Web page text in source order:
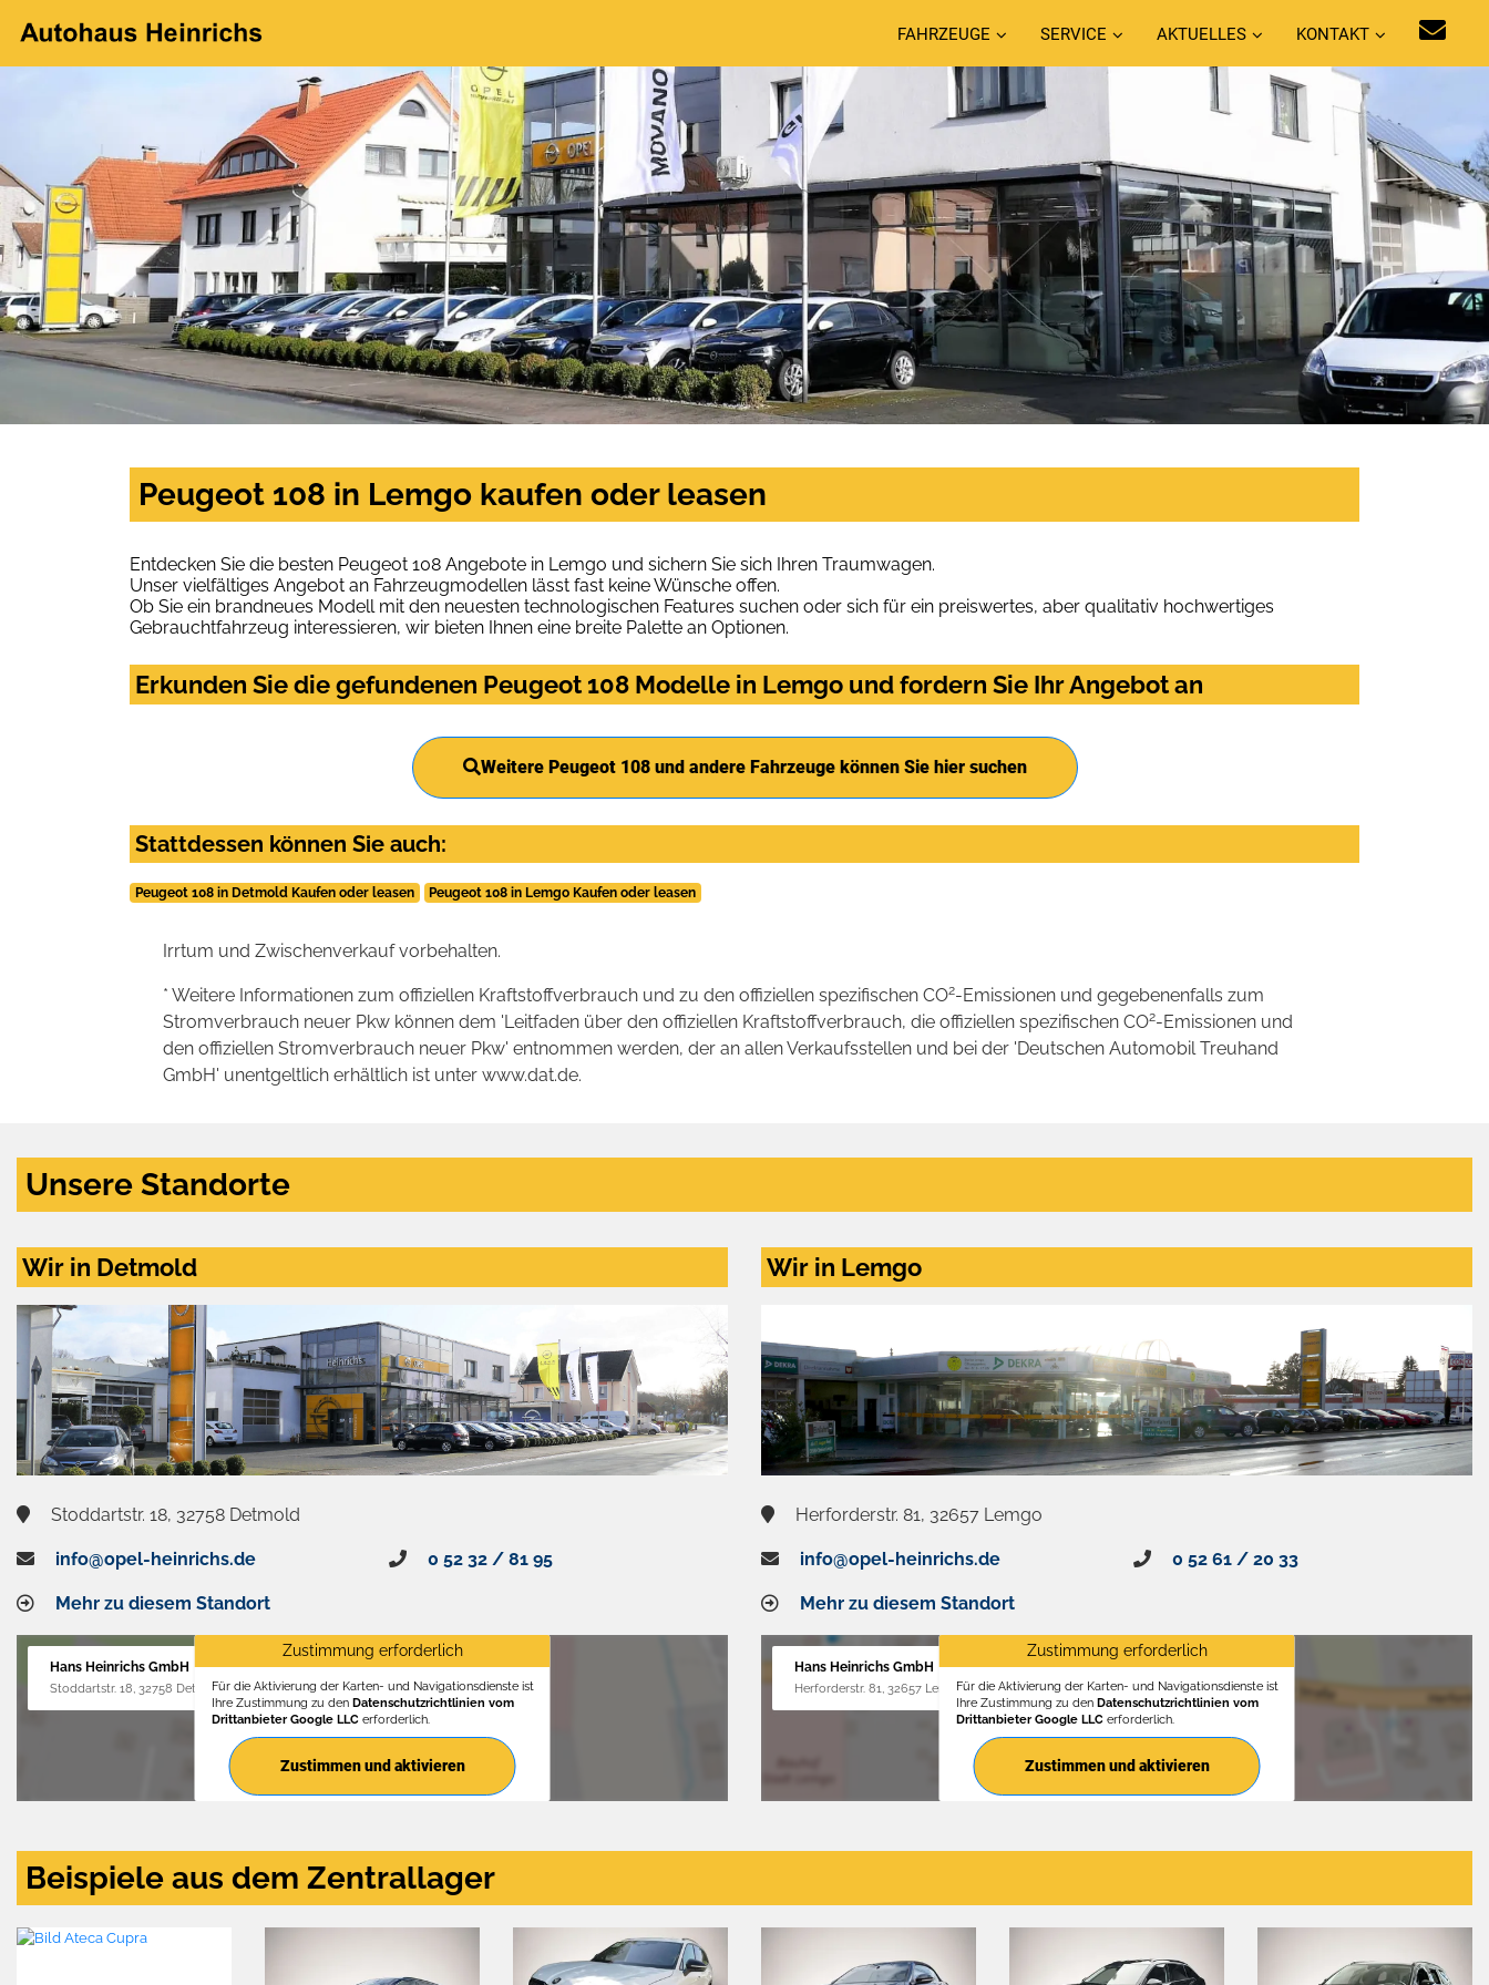
FAHRZEUGE SERVICE AKTUELLES KONTAKT
Peugeot 108 in Lemgo kaufen oder leasen
Entdecken Sie die besten Peugeot 108 Angebote in Lemgo und sichern Sie sich Ihren Traumwagen.
Unser vielfältiges Angebot an Fahrzeugmodellen lässt fast keine Wünsche offen.
Ob Sie ein brandneues Modell mit den neuesten technologischen Features suchen oder sich für ein preiswertes, aber qualitativ hochwertiges
Gebrauchtfahrzeug interessieren, wir bieten Ihnen eine breite Palette an Optionen.
Erkunden Sie die gefundenen Peugeot 108 Modelle in Lemgo und fordern Sie Ihr Angebot an
Weitere Peugeot 108 und andere Fahrzeuge können Sie hier suchen
Stattdessen können Sie auch:
Peugeot 108 in Detmold Kaufen oder leasen Peugeot 108 in Lemgo Kaufen oder leasen
Irrtum und Zwischenverkauf vorbehalten.
* Weitere Informationen zum offiziellen Kraftstoffverbrauch und zu den offiziellen spezifischen CO2-Emissionen und gegebenenfalls zum
Stromverbrauch neuer Pkw können dem 'Leitfaden über den offiziellen Kraftstoffverbrauch, die offiziellen spezifischen CO2-Emissionen und
den offiziellen Stromverbrauch neuer Pkw' entnommen werden, der an allen Verkaufsstellen und bei der 'Deutschen Automobil Treuhand
GmbH' unentgeltlich erhältlich ist unter www.dat.de.
Unsere Standorte
Wir in Detmold
Stoddartstr. 18, 32758 Detmold
info@opel-heinrichs.de 0 52 32 / 81 95
Mehr zu diesem Standort
Hans Heinrichs GmbH
Stoddartstr. 18, 32758 Detmold
Zustimmung erforderlich
Für die Aktivierung der Karten- und Navigationsdienste ist
Ihre Zustimmung zu den Datenschutzrichtlinien vom
Drittanbieter Google LLCerforderlich.
Zustimmen und aktivieren
Wir in Lemgo
Herforderstr. 81, 32657 Lemgo
info@opel-heinrichs.de 0 52 61 / 20 33
Mehr zu diesem Standort
Hans Heinrichs GmbH
Herforderstr. 81, 32657 Lemgo
Zustimmung erforderlich
Für die Aktivierung der Karten- und Navigationsdienste ist
Ihre Zustimmung zu den Datenschutzrichtlinien vom
Drittanbieter Google LLCerforderlich.
Zustimmen und aktivieren
Beispiele aus dem Zentrallager